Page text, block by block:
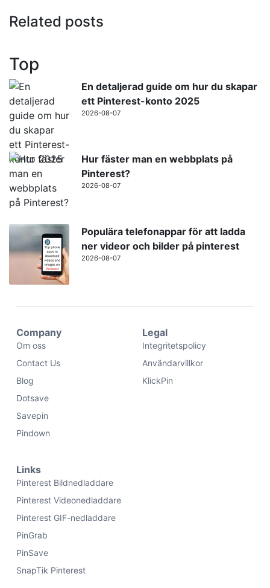
Related posts
Top
En detaljerad guide om hur du skapar
ett Pinterest-konto 2025
2026-08-07
Hur fäster man en webbplats på
Pinterest?
2026-08-07
Populära telefonappar för att ladda
ner videor och bilder på pinterest
2026-08-07
Company
Om oss
Contact Us
Blog
Dotsave
Savepin
Pindown
Legal
Integritetspolicy
Användarvillkor
KlickPin
Links
Pinterest Bildnedladdare
Pinterest Videonedladdare
Pinterest GIF-nedladdare
PinGrab
PinSave
SnapTik Pinterest